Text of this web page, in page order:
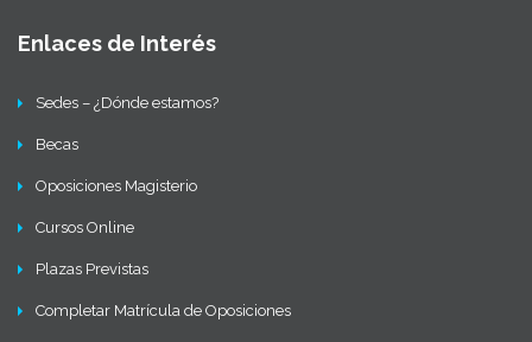
Enlaces de Interés
Sedes – ¿Dónde estamos?
Becas
Oposiciones Magisterio
Cursos Online
Plazas Previstas
Completar Matrícula de Oposiciones